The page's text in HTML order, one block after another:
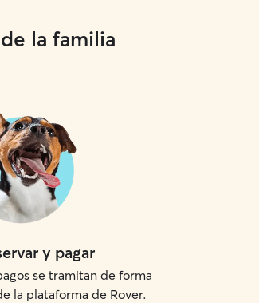
la familia
y pagar
se tramitan de forma
la plataforma de Rover.